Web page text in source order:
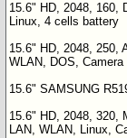
15.6" HD, 2048, 160,
Linux, 4 cells battery
15.6" HD, 2048, 250,
WLAN, DOS, Camera
15.6" SAMSUNG
15.6" HD, 2048, 320,
LAN, WLAN, Linux,